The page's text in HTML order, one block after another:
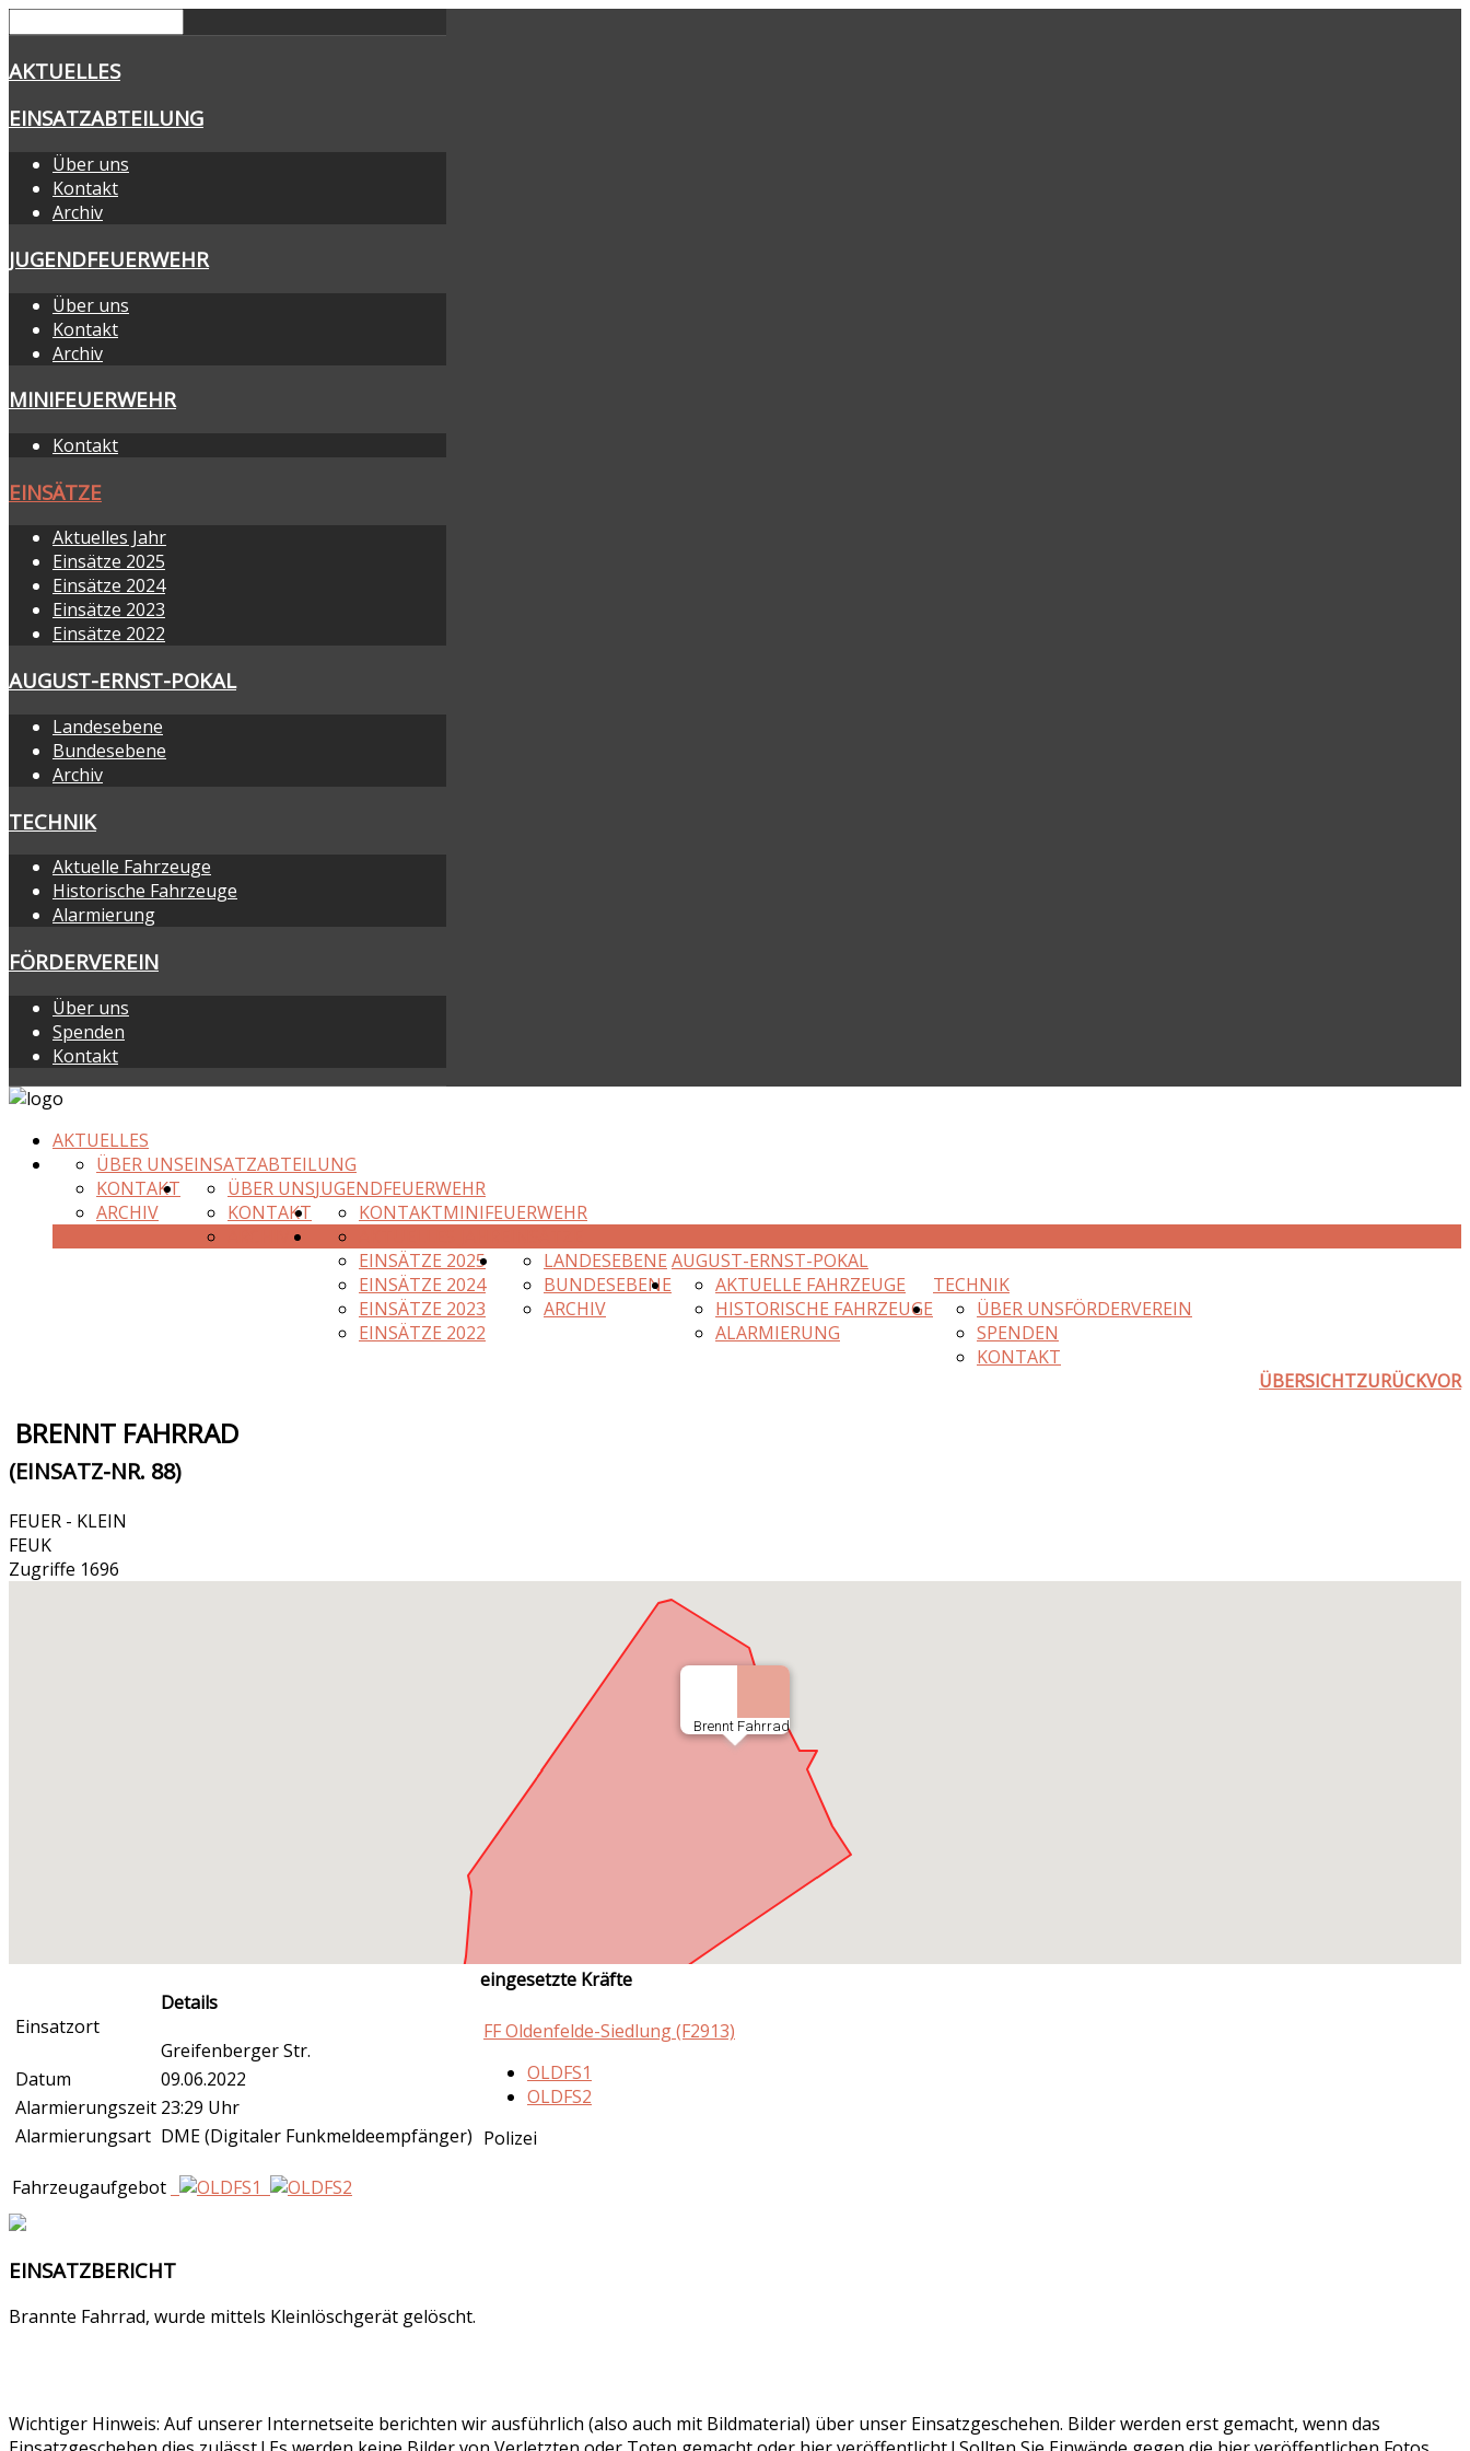
AKTUELLES
EINSATZABTEILUNG
Über uns
Kontakt
Archiv
JUGENDFEUERWEHR
Über uns
Kontakt
Archiv
MINIFEUERWEHR
Kontakt
EINSÄTZE
Aktuelles Jahr
Einsätze 2025
Einsätze 2024
Einsätze 2023
Einsätze 2022
AUGUST-ERNST-POKAL
Landesebene
Bundesebene
Archiv
TECHNIK
Aktuelle Fahrzeuge
Historische Fahrzeuge
Alarmierung
FÖRDERVEREIN
Über uns
Spenden
Kontakt
AKTUELLES
EINSATZABTEILUNG
ÜBER UNS
KONTAKT
ARCHIV
JUGENDFEUERWEHR
ÜBER UNS
KONTAKT
MINIFEUERWEHR
KONTAKT
EINSÄTZE 2025
EINSÄTZE 2024
EINSÄTZE 2023
EINSÄTZE 2022
AUGUST-ERNST-POKAL
LANDESEBENE
BUNDESEBENE
ARCHIV
TECHNIK
AKTUELLE FAHRZEUGE
HISTORISCHE FAHRZEUGE
ALARMIERUNG
FÖRDERVEREIN
ÜBER UNS
SPENDEN
KONTAKT
ÜBERSICHTZURÜCKVOR
BRENNT FAHRRAD
(EINSATZ-NR. 88)
FEUER - KLEIN
FEUK
Zugriffe 1696
Brennt Fahrrad
Einsatzort
Details
Greifenberger Str.
Datum
09.06.2022
Alarmierungszeit 23:29 Uhr
Alarmierungsart DME (Digitaler Funkmeldeempfänger)
eingesetzte Kräfte
FF Oldenfelde-Siedlung (F2913)
OLDFS1
OLDFS2
Polizei
Fahrzeugaufgebot
EINSATZBERICHT
Brannte Fahrrad, wurde mittels Kleinlöschgerät gelöscht.
Wichtiger Hinweis: Auf unserer Internetseite berichten wir ausführlich (also auch mit Bildmaterial) über unser Einsatzgeschehen. Bilder werden erst gemacht, wenn das